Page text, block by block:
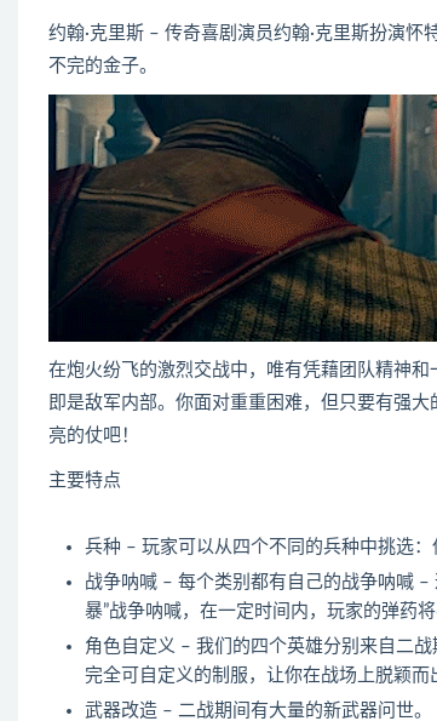
约翰·克里斯 – 传奇喜剧演员约翰·克里斯扮演
不完的金子。
在炮火纷飞的激烈交战中，唯有凭藉团队精神
即是敌军内部。你面对重重困难，但只要有强
亮的仗吧！
主要特点
兵种 – 玩家可以从四个不同的兵种中挑选
战争呐喊 – 每个类别都有自己的战争呐喊
暴”战争呐喊，在一定时间内，玩家的弹药
角色自定义 – 我们的四个英雄分别来自二
完全可自定义的制服，让你在战场上脱颖而
武器改造 – 二战期间有大量的新武器问世